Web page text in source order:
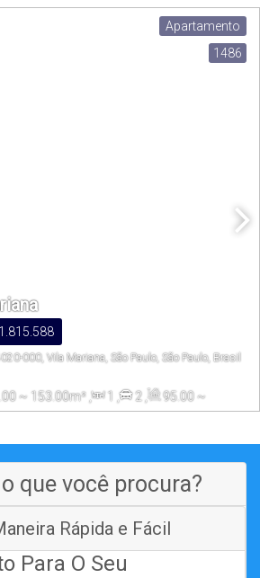
Apartamento
1486
1.815.588
000, Vila Mariana, São Paulo, São Paulo, Brasil
.00~ 153.00m² , 1 , 2 , 95.00~
que você procura?
Rápida e Fácil
Para O Seu